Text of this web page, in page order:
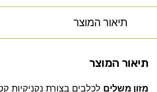
תיאור המוצר
תיאור המוצר
מזון משלים לכלבים בצורת נקניקיות